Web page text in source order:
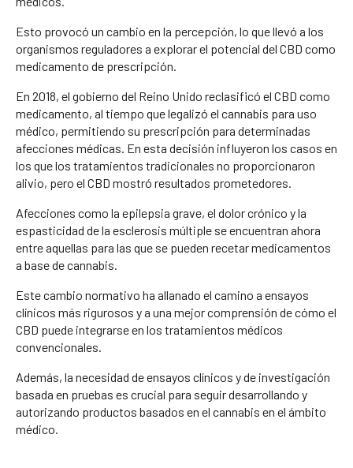
Esto provocó un cambio en la percepción, lo que llevó a los
organismos reguladores a explorar el potencial del CBD como
medicamento de prescripción.
En 2018, el gobierno del Reino Unido reclasificó el CBD como
medicamento, al tiempo que legalizó el cannabis para uso
médico, permitiendo su prescripción para determinadas
afecciones médicas. En esta decisión influyeron los casos en
los que los tratamientos tradicionales no proporcionaron
alivio, pero el CBD mostró resultados prometedores.
Afecciones como la epilepsia grave, el dolor crónico y la
espasticidad de la esclerosis múltiple se encuentran ahora
entre aquellas para las que se pueden recetar medicamentos
a base de cannabis.
Este cambio normativo ha allanado el camino a ensayos
clínicos más rigurosos y a una mejor comprensión de cómo el
CBD puede integrarse en los tratamientos médicos
convencionales.
Además, la necesidad de ensayos clínicos y de investigación
basada en pruebas es crucial para seguir desarrollando y
autorizando productos basados en el cannabis en el ámbito
médico.